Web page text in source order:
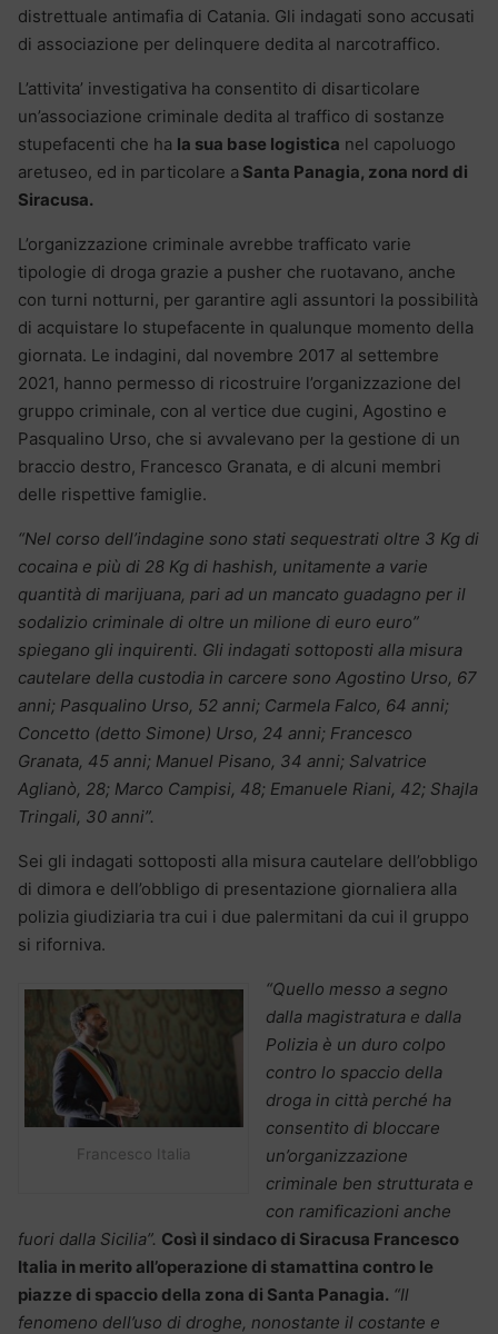
distrettuale antimafia di Catania. Gli indagati sono accusati
di associazione per delinquere dedita al narcotraffico.
L’attivita’ investigativa ha consentito di disarticolare
un’associazione criminale dedita al traffico di sostanze
stupefacenti che ha la sua base logistica nel capoluogo
aretuseo, ed in particolare a Santa Panagia, zona nord di
Siracusa.
L’organizzazione criminale avrebbe trafficato varie
tipologie di droga grazie a pusher che ruotavano, anche
con turni notturni, per garantire agli assuntori la possibilità
di acquistare lo stupefacente in qualunque momento della
giornata. Le indagini, dal novembre 2017 al settembre
2021, hanno permesso di ricostruire l’organizzazione del
gruppo criminale, con al vertice due cugini, Agostino e
Pasqualino Urso, che si avvalevano per la gestione di un
braccio destro, Francesco Granata, e di alcuni membri
delle rispettive famiglie.
“Nel corso dell’indagine sono stati sequestrati oltre 3 Kg di
cocaina e più di 28 Kg di hashish, unitamente a varie
quantità di marijuana, pari ad un mancato guadagno per il
sodalizio criminale di oltre un milione di euro euro”
spiegano gli inquirenti. Gli indagati sottoposti alla misura
cautelare della custodia in carcere sono Agostino Urso, 67
anni; Pasqualino Urso, 52 anni; Carmela Falco, 64 anni;
Concetto (detto Simone) Urso, 24 anni; Francesco
Granata, 45 anni; Manuel Pisano, 34 anni; Salvatrice
Aglianò, 28; Marco Campisi, 48; Emanuele Riani, 42; Shajla
Tringali, 30 anni”.
Sei gli indagati sottoposti alla misura cautelare dell’obbligo
di dimora e dell’obbligo di presentazione giornaliera alla
polizia giudiziaria tra cui i due palermitani da cui il gruppo
si riforniva.
Francesco Italia
“Quello messo a segno
dalla magistratura e dalla
Polizia è un duro colpo
contro lo spaccio della
droga in città perché ha
consentito di bloccare
un’organizzazione
criminale ben strutturata e
con ramificazioni anche
fuori dalla Sicilia”. Così il sindaco di Siracusa Francesco
Italia in merito all’operazione di stamattina contro le
piazze di spaccio della zona di Santa Panagia. “Il
fenomeno dell’uso di droghe, nonostante il costante e